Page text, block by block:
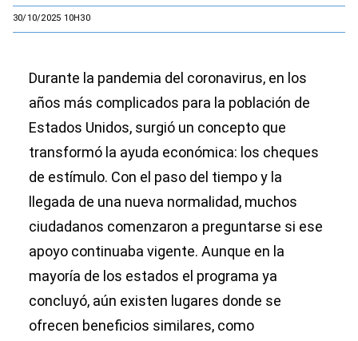
30/10/2025 10H30
Durante la pandemia del coronavirus, en los
años más complicados para la población de
Estados Unidos, surgió un concepto que
transformó la ayuda económica: los cheques
de estímulo. Con el paso del tiempo y la
llegada de una nueva normalidad, muchos
ciudadanos comenzaron a preguntarse si ese
apoyo continuaba vigente. Aunque en la
mayoría de los estados el programa ya
concluyó, aún existen lugares donde se
ofrecen beneficios similares, como